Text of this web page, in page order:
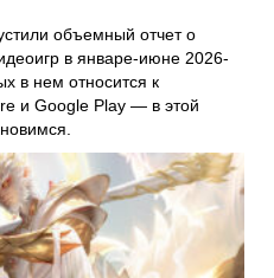
объемный отчет о
в январе-июне 2026-
в нем относится к
и Google Play — в этой